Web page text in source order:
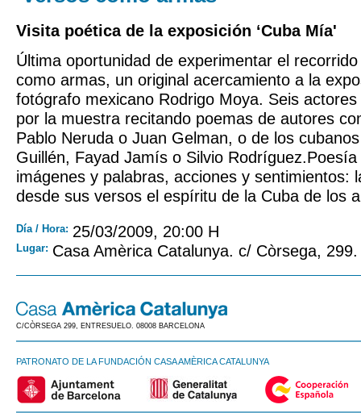
Visita poética de la exposición ‘Cuba Mía'
Última oportunidad de experimentar el
como armas, un original acercamiento a la
fotógrafo mexicano Rodrigo Moya. Seis
por la muestra recitando poemas de autores
Pablo Neruda o Juan Gelman, o de los
Guillén, Fayad Jamís o Silvio
imágenes y palabras, acciones y sentimientos:
desde sus versos el espíritu de la Cuba de los
Día / Hora: 25/03/2009, 20:00 H
Lugar: Casa Amèrica Catalunya. c/ Còrsega,
C/CÒRSEGA 299, ENTRESUELO. 08008 BARCELONA
PATRONATO DE LA FUNDACIÓN CASA AMÈRICA CATALUNYA